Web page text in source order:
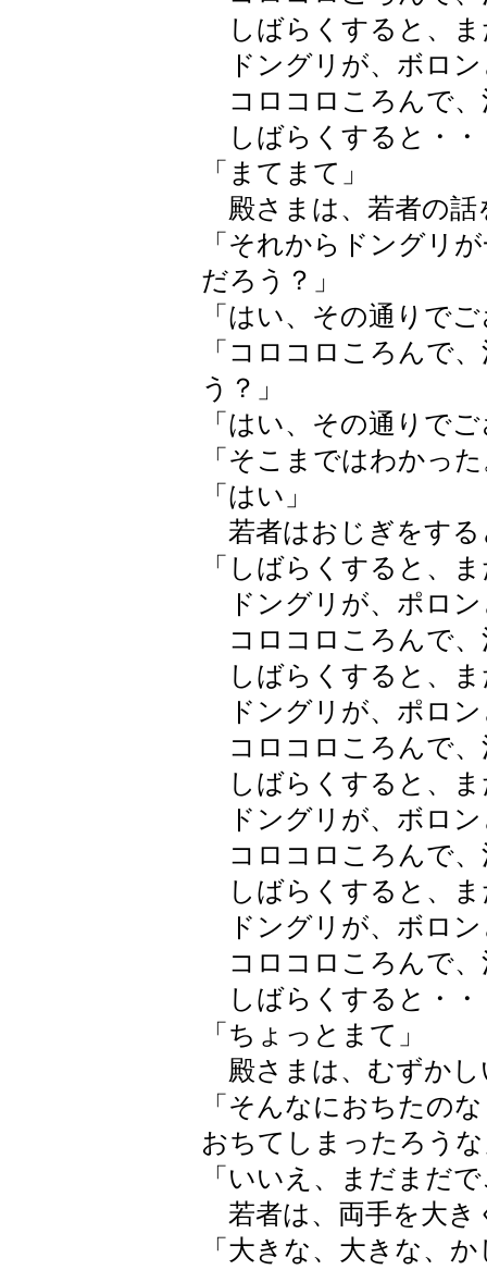
しばらくすると、ま
ドングリが、ボロン
コロコロころんで、
しばらくすると・・
「まてまて」
殿さまは、若者の話
「それからドングリ
だろう？」
「はい、その通りで
「コロコロころんで
う？」
「はい、その通りで
「そこまではわかっ
「はい」
若者はおじぎをする
「しばらくすると、
ドングリが、ポロン
コロコロころんで、
しばらくすると、ま
ドングリが、ポロン
コロコロころんで、
しばらくすると、ま
ドングリが、ボロン
コロコロころんで、
しばらくすると、ま
ドングリが、ボロン
コロコロころんで、
しばらくすると・・
「ちょっとまて」
殿さまは、むずかし
「そんなにおちたの
おちてしまったろう
「いいえ、まだまだ
若者は、両手を大き
「大きな、大きな、